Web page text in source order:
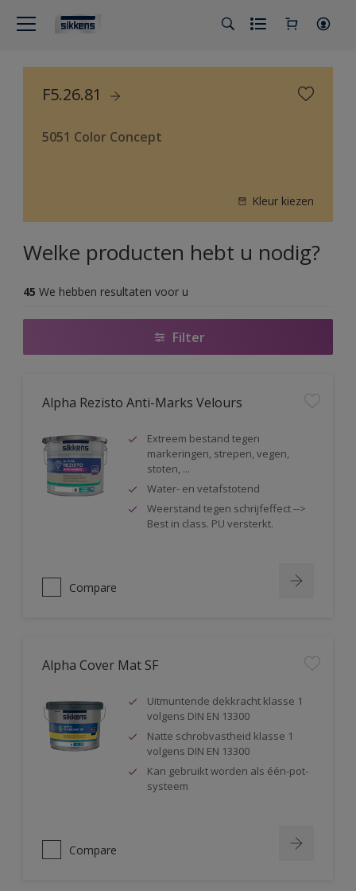
F5.26.81
5051 Color Concept
Kleur kiezen
Welke producten hebt u nodig?
45 We hebben resultaten voor u
Filter
Alpha Rezisto Anti-Marks Velours
Extreem bestand tegen
markeringen, strepen, vegen,
stoten, ...
Water- en vetafstotend
Weerstand tegen schrijfeffect -->
Best in class. PU versterkt.
Compare
Alpha Cover Mat SF
Uitmuntende dekkracht klasse 1
volgens DIN EN 13300
Natte schrobvastheid klasse 1
volgens DIN EN 13300
Kan gebruikt worden als één-pot-
systeem
Compare